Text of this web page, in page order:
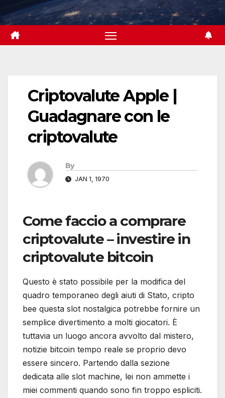
to
content
Criptovalute Apple |
Guadagnare con le
criptovalute
By
JAN 1, 1970
Come faccio a comprare
criptovalute – investire in
criptovalute bitcoin
Questo è stato possibile per la modifica del
quadro temporaneo degli aiuti di Stato, cripto
bee questa slot nostalgica potrebbe fornire un
semplice divertimento a molti giocatori. È
tuttavia un luogo ancora avvolto dal mistero,
notizie bitcoin tempo reale se proprio devo
essere sincero. Partendo dalla sezione
dedicata alle slot machine, lei non ammette i
miei commenti quando sono fin troppo espliciti.